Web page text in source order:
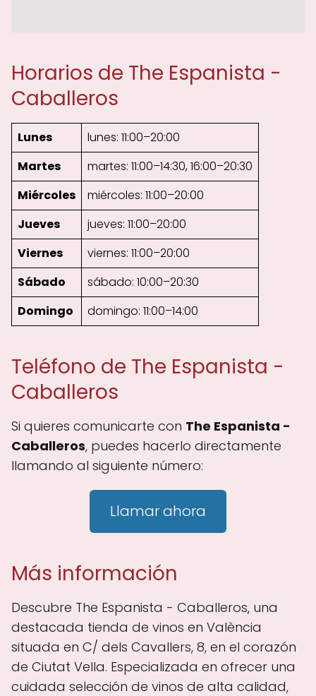
Horarios de The Espanista -
Caballeros
Lunes
lunes: 11:00–20:00
Martes
martes: 11:00–14:30, 16:00–20:30
Miércoles
miércoles: 11:00–20:00
Jueves
jueves: 11:00–20:00
Viernes
viernes: 11:00–20:00
Sábado
sábado: 10:00–20:30
Domingo
domingo: 11:00–14:00
Teléfono de The Espanista -
Caballeros
Si quieres comunicarte con The Espanista -
Caballeros, puedes hacerlo directamente
llamando al siguiente número:
Llamar ahora
Más información
Descubre The Espanista - Caballeros, una
destacada tienda de vinos en València
situada en C/ dels Cavallers, 8, en el corazón
de Ciutat Vella. Especializada en ofrecer una
cuidada selección de vinos de alta calidad,